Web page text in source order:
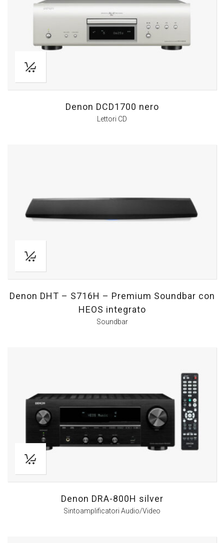
Denon DCD1700 nero
Lettori CD
Denon DHT – S716H – Premium Soundbar con
HEOS integrato
Soundbar
Denon DRA-800H silver
Sintoamplificatori Audio/Video